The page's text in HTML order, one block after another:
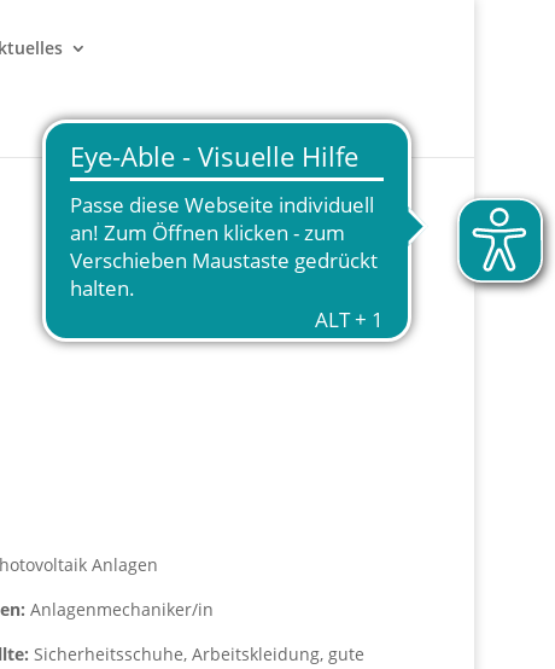
Anlagen
Anlagenmechaniker/in
Sicherheitsschuhe, Arbeitskleidung, gute